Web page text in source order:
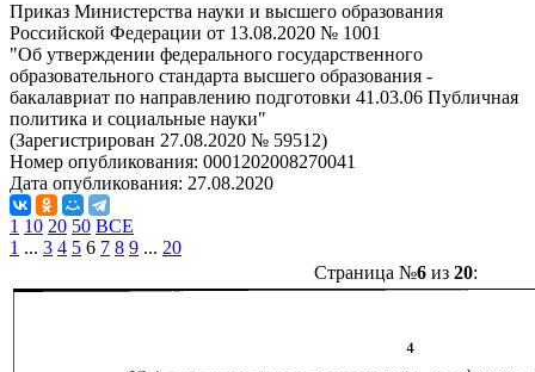
Приказ Министерства науки и высшего образования
Российской Федерации от 13.08.2020 № 1001
"Об утверждении федерального государственного
образовательного стандарта высшего образования -
бакалавриат по направлению подготовки 41.03.06 Публичная
политика и социальные науки"
(Зарегистрирован 27.08.2020 № 59512)
Номер опубликования: 0001202008270041
Дата опубликования: 27.08.2020
1 10 20 50 ВСЕ
1 ... 3 4 5 6 7 8 9 ... 20
Страница №6из 20: